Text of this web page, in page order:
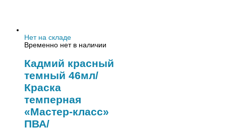
Нет на складе
Временно нет в наличии
Кадмий красный
темный 46мл/
Краска
темперная
«Мастер-класс»
ПВА/